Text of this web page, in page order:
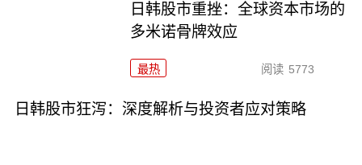
日韩股市重挫：全球资本市场的
多米诺骨牌效应
最热 阅读 5773
日韩股市狂泻：深度解析与投资者应对策略